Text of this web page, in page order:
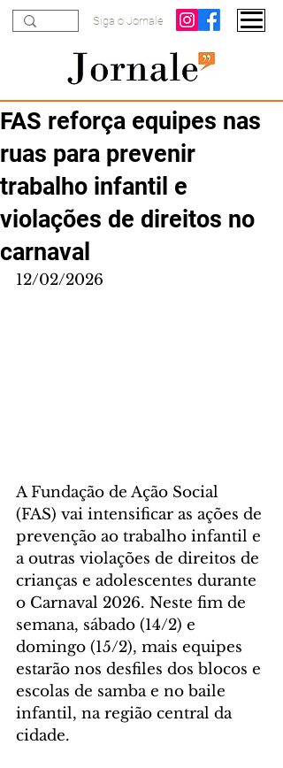
Siga o Jornale
FAS reforça equipes nas
ruas para prevenir
trabalho infantil e
violações de direitos no
carnaval
12/02/2026
A Fundação de Ação Social
(FAS) vai intensificar as ações de
prevenção ao trabalho infantil e
a outras violações de direitos de
crianças e adolescentes durante
o Carnaval 2026. Neste fim de
semana, sábado (14/2) e
domingo (15/2), mais equipes
estarão nos desfiles dos blocos e
escolas de samba e no baile
infantil, na região central da
cidade.